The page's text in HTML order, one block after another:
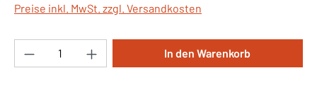
Preise inkl. MwSt. zzgl. Versandkosten
Produkt Anzahl: Gib den gewünschten
In den Warenkorb